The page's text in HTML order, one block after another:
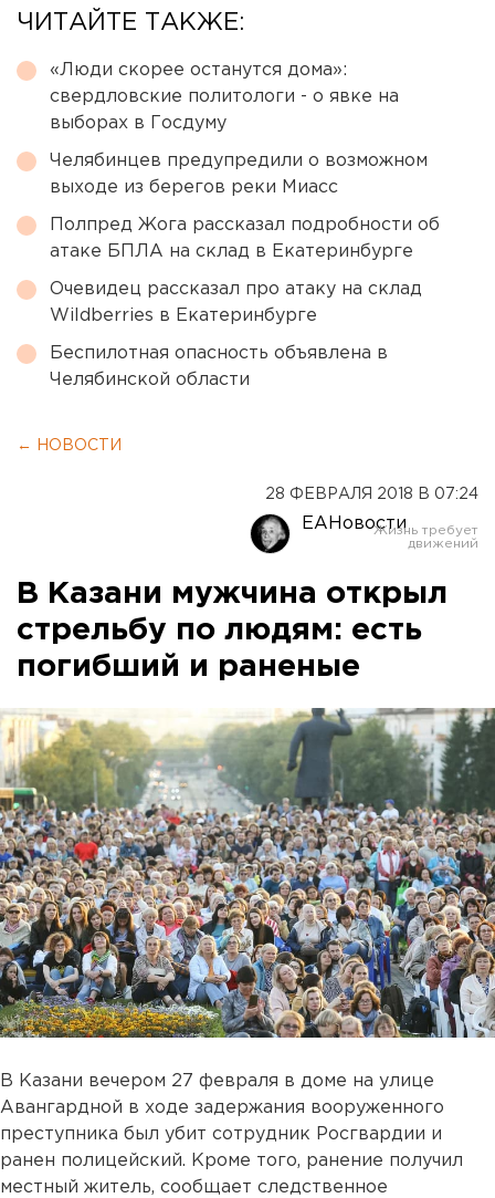
ЧИТАЙТЕ ТАКЖЕ:
«Люди скорее останутся дома»:
свердловские политологи - о явке на
выборах в Госдуму
Челябинцев предупредили о возможном
выходе из берегов реки Миасс
Полпред Жога рассказал подробности об
атаке БПЛА на склад в Екатеринбурге
Очевидец рассказал про атаку на склад
Wildberries в Екатеринбурге
Беспилотная опасность объявлена в
Челябинской области
← НОВОСТИ
28 ФЕВРАЛЯ 2018 В 07:24
ЕАНовости
В Казани мужчина открыл
стрельбу по людям: есть
погибший и раненые
В Казани вечером 27 февраля в доме на улице
Авангардной в ходе задержания вооруженного
преступника был убит сотрудник Росгвардии и
ранен полицейский. Кроме того, ранение получил
местный житель, сообщает следственное